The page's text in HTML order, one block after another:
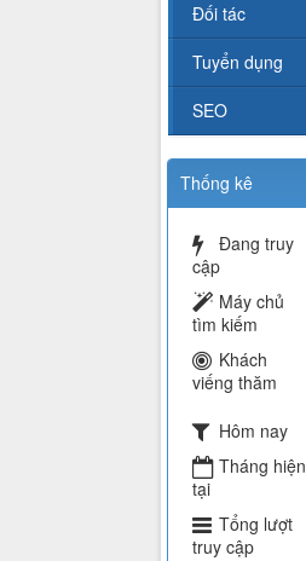
Đối tác
Tuyển dụng
SEO
Thống kê
Đang truy
cập
Máy chủ
tìm kiếm
Khách
viếng thăm
Hôm nay
Tháng hiện
tại
Tổng lượt
truy cập